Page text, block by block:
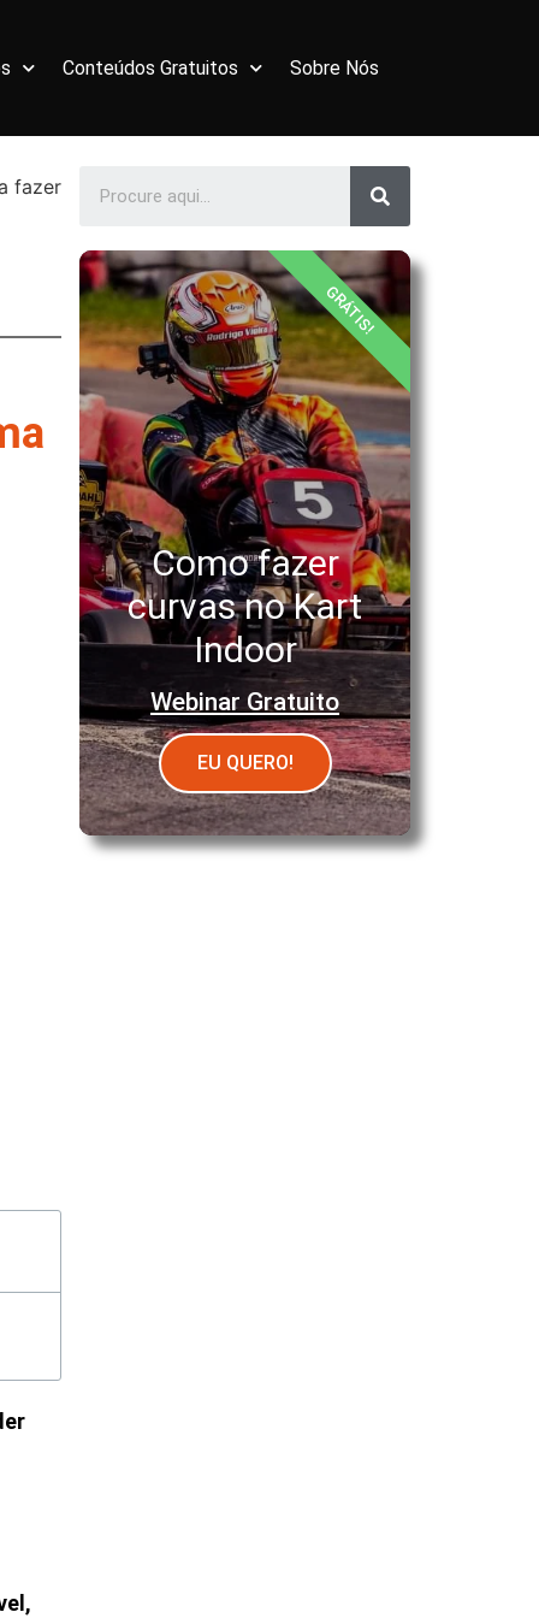
Conteúdos Gratuitos Sobre Nós
fazer
Como fazer
curvas no Kart
Indoor
Webinar Gratuito
EU QUERO!
GRÁTIS!